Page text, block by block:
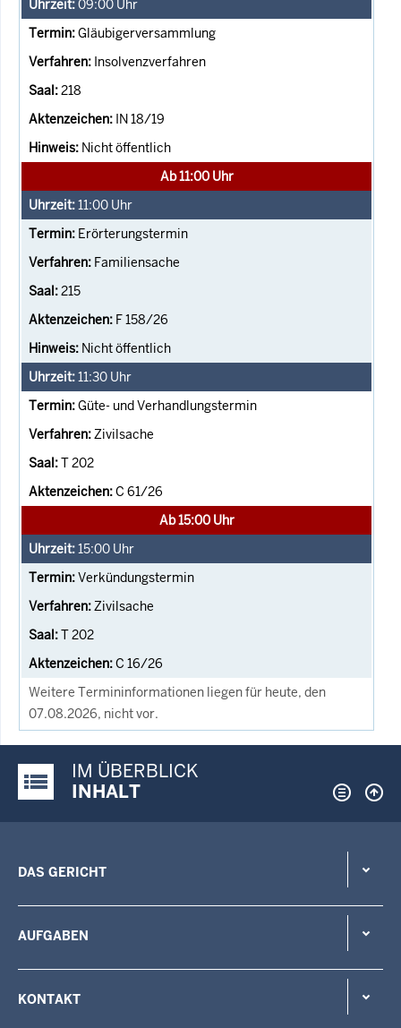
09:00 Uhr
Gläubigerversammlung
Insolvenzverfahren
218
IN 18/19
Nicht öffentlich
Ab 11:00 Uhr
11:00 Uhr
Erörterungstermin
Familiensache
215
F 158/26
Nicht öffentlich
11:30 Uhr
Güte- und Verhandlungstermin
Zivilsache
T 202
C 61/26
Ab 15:00 Uhr
15:00 Uhr
Verkündungstermin
Zivilsache
T 202
C 16/26
Weitere Termininformationen liegen für heute, den
07.08.2026, nicht vor.
Justiz-Portal im Überblick:
IM ÜBERBLICK
INHALT
DAS GERICHT
AUFGABEN
KONTAKT